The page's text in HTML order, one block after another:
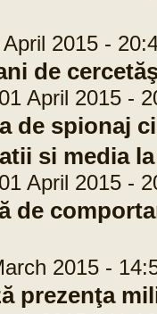
2015 -
de
April 2015 -
de spionaj
si media
April 2015 -
de
2015 -
prezenţa